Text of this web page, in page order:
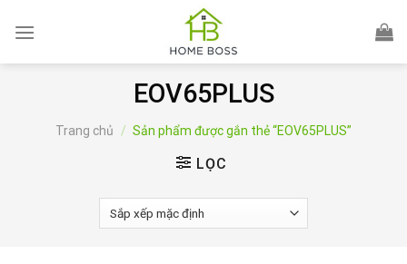
EOV65PLUS
Trang chủ / Sản phẩm được gắn thẻ “EOV65PLUS”
LỌC